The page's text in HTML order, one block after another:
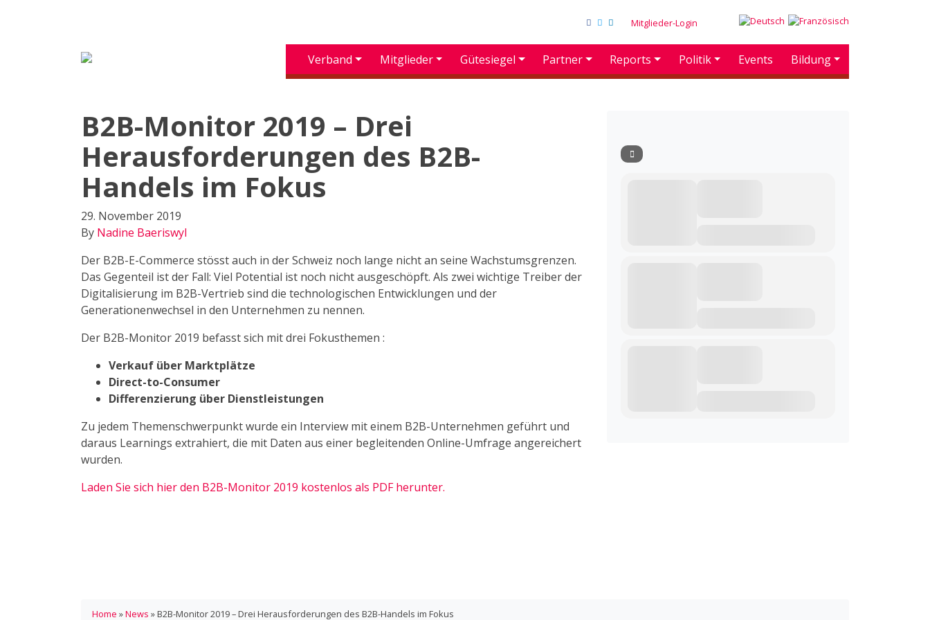
Mitglieder-Login
Verband Mitglieder Gütesiegel Partner Reports Politik Events Bildung
B2B-Monitor 2019 – Drei
Herausforderungen des B2B-
Handels im Fokus
29. November 2019
By Nadine Baeriswyl
Der B2B-E-Commerce stösst auch in der Schweiz noch lange nicht an seine Wachstumsgrenzen.
Das Gegenteil ist der Fall: Viel Potential ist noch nicht ausgeschöpft. Als zwei wichtige Treiber der
Digitalisierung im B2B-Vertrieb sind die technologischen Entwicklungen und der
Generationenwechsel in den Unternehmen zu nennen.
Der B2B-Monitor 2019 befasst sich mit drei Fokusthemen :
Verkauf über Marktplätze
Direct-to-Consumer
Differenzierung über Dienstleistungen
Zu jedem Themenschwerpunkt wurde ein Interview mit einem B2B-Unternehmen geführt und
daraus Learnings extrahiert, die mit Daten aus einer begleitenden Online-Umfrage angereichert
wurden.
Laden Sie sich hier den B2B-Monitor 2019 kostenlos als PDF herunter.
Home »News »B2B-Monitor 2019 – Drei Herausforderungen des B2B-Handels im Fokus